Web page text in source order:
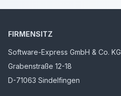
FIRMENSITZ
Software-Express GmbH & Co. KG
Grabenstraße 12-18
D-71063 Sindelfingen